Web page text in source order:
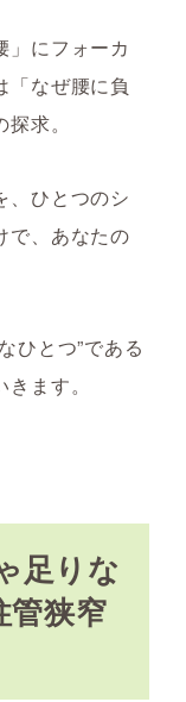
」にフォーカ
「なぜ腰に負
求。
、ひとつのシ
で、あなたの
ひとつ”である
ます。
足りな
管狭窄